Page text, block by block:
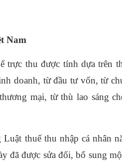
Nam
thu được tính dựa trên
doanh, từ đầu tư vốn, từ
mại, từ thù lao sáng
thuế thu nhập cá nhân
đã được sửa đổi, bổ sung